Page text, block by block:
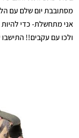
מסתובבת יום שלם עם
אני מתחשלת- כדי להיות
ולכו עם עקבים!!